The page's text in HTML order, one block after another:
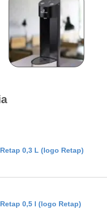
0,3 L (logo Retap)
0,5 l (logo Retap)